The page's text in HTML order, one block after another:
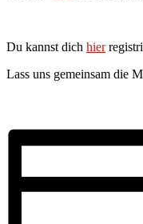
Du kannst dich hier
Lass uns gemeinsam die